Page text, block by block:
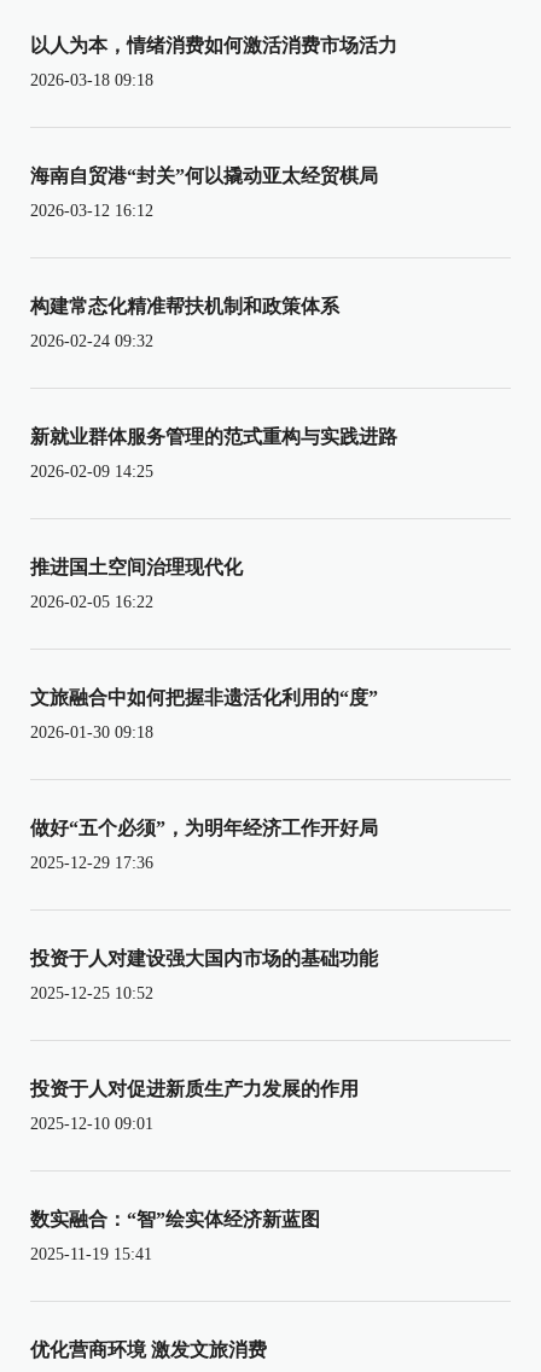
以人为本，情绪消费如何激活消费市场活力
2026-03-18 09:18
海南自贸港“封关”何以撬动亚太经贸棋局
2026-03-12 16:12
构建常态化精准帮扶机制和政策体系
2026-02-24 09:32
新就业群体服务管理的范式重构与实践进路
2026-02-09 14:25
推进国土空间治理现代化
2026-02-05 16:22
文旅融合中如何把握非遗活化利用的“度”
2026-01-30 09:18
做好“五个必须”，为明年经济工作开好局
2025-12-29 17:36
投资于人对建设强大国内市场的基础功能
2025-12-25 10:52
投资于人对促进新质生产力发展的作用
2025-12-10 09:01
数实融合：“智”绘实体经济新蓝图
2025-11-19 15:41
优化营商环境 激发文旅消费